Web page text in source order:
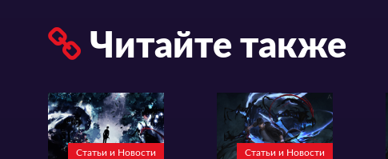
Читайте также
Статьи и Новости Статьи и Новости